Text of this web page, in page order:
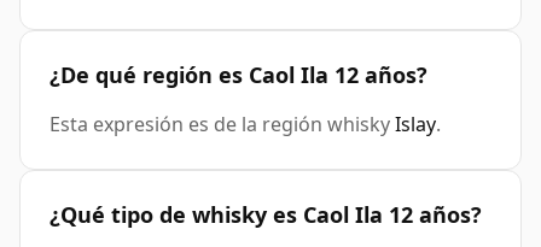
¿De qué región es Caol Ila 12 años?
Esta expresión es de la región whiskyIslay.
¿Qué tipo de whisky es Caol Ila 12 años?